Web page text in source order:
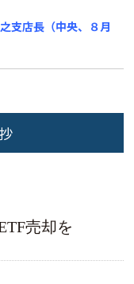
支店長（中央、８月
売却を